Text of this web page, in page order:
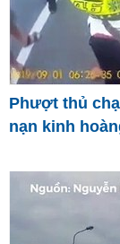
Phượt thủ
nạn kinh